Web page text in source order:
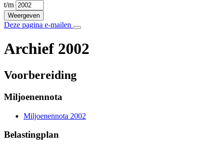
t/m
Deze pagina e-mailen
Archief 2002
Voorbereiding
Miljoenennota
Miljoenennota 2002
Belastingplan